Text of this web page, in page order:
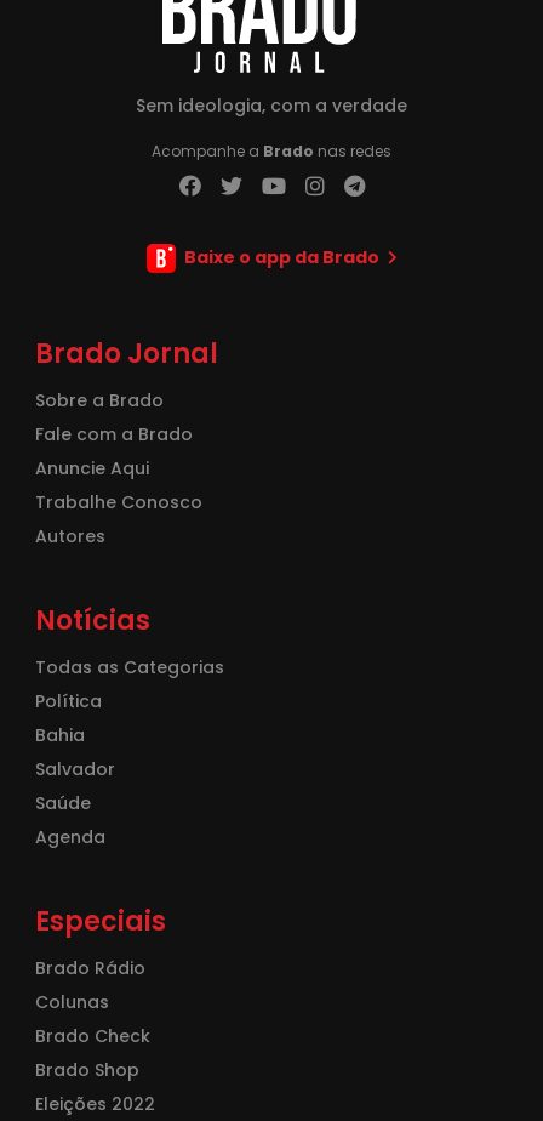
Sem ideologia, com a verdade
Acompanhe a Brado nas redes
Baixe o app da Brado
Brado Jornal
Sobre a Brado
Fale com a Brado
Anuncie Aqui
Trabalhe Conosco
Autores
Notícias
Todas as Categorias
Política
Bahia
Salvador
Saúde
Agenda
Especiais
Brado Rádio
Colunas
Brado Check
Brado Shop
Eleições 2022